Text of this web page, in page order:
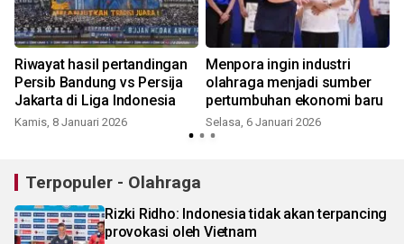
Riwayat hasil pertandingan
Persib Bandung vs Persija
Jakarta di Liga Indonesia
Kamis, 8 Januari 2026
Menpora ingin industri
olahraga menjadi sumber
pertumbuhan ekonomi baru
Selasa, 6 Januari 2026
Terpopuler - Olahraga
Rizki Ridho: Indonesia tidak akan terpancing
provokasi oleh Vietnam